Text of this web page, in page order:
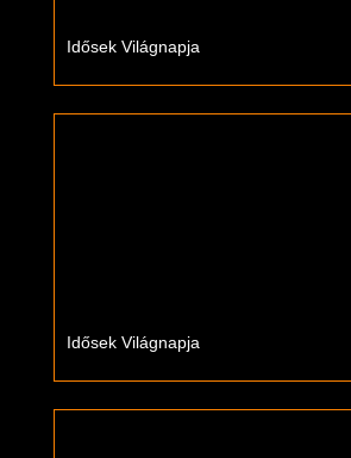
Idősek Világnapja
Idősek Világnapja